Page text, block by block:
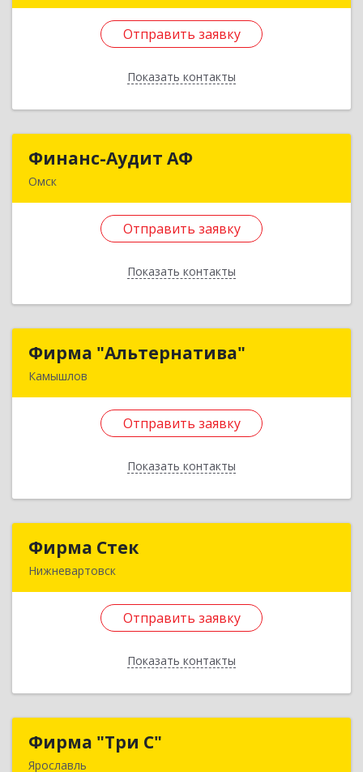
Отправить заявку
Показать контакты
ул, дом № 81, кв.6
Финанс-Аудит АФ
Омск
Отправить заявку
Показать контакты
Финанс-Аудит АФ
Фирма "Альтернатива"
Камышлов
Отправить заявку
Показать контакты
Фирма "Альтернатива"
ул, дом № 30
Фирма Стек
Нижневартовск
Отправить заявку
Показать контакты
- Югра АО, Нижневартовск г, Омская ул, дом №
Фирма "Три С"
Ярославль